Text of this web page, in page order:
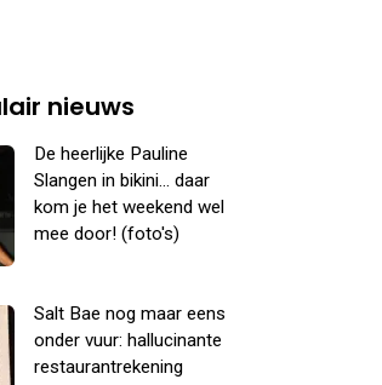
nieuws
De heerlijke Pauline
Slangen in bikini... daar
kom je het weekend wel
mee door! (foto's)
Salt Bae nog maar eens
onder vuur: hallucinante
restaurantrekening